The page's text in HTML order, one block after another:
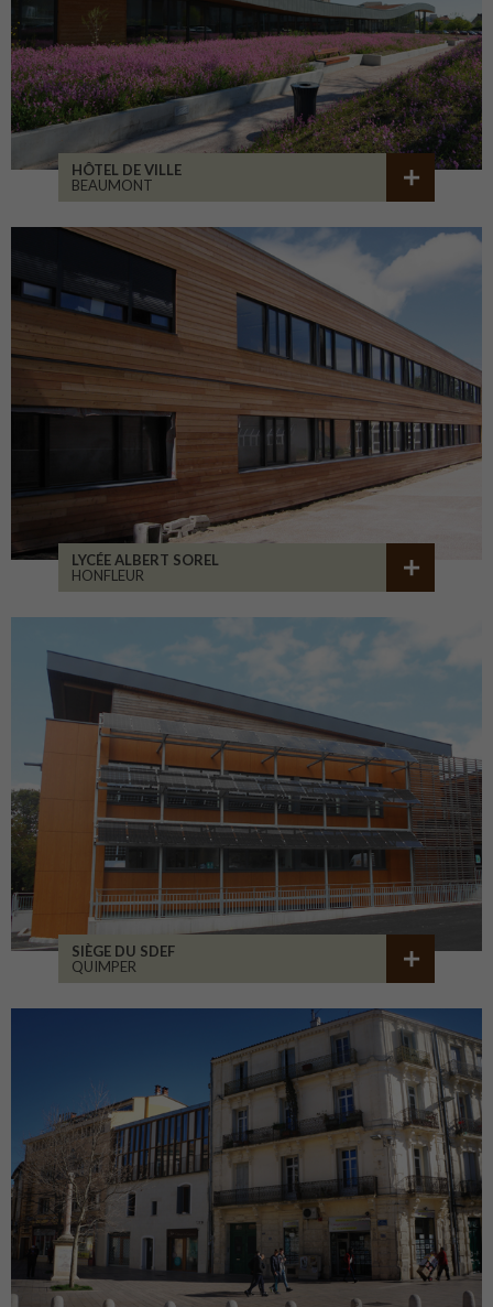
HÔTEL DE VILLE
BEAUMONT
LYCÉE ALBERT SOREL
HONFLEUR
SIÈGE DU SDEF
QUIMPER